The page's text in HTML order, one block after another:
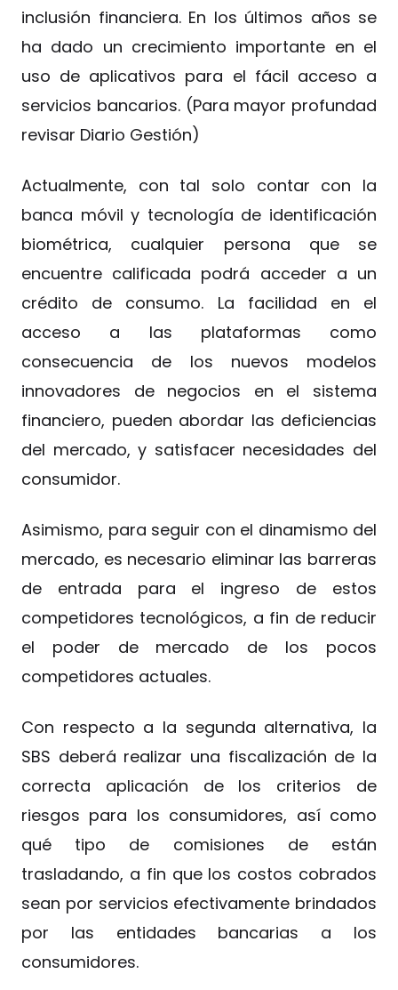
inclusión financiera. En los últimos años se
ha dado un crecimiento importante en el
uso de aplicativos para el fácil acceso a
servicios bancarios. (Para mayor profundad
revisar Diario Gestión)
Actualmente, con tal solo contar con la
banca móvil y tecnología de identificación
biométrica, cualquier persona que se
encuentre calificada podrá acceder a un
crédito de consumo. La facilidad en el
acceso a las plataformas como
consecuencia de los nuevos modelos
innovadores de negocios en el sistema
financiero, pueden abordar las deficiencias
del mercado, y satisfacer necesidades del
consumidor.
Asimismo, para seguir con el dinamismo del
mercado, es necesario eliminar las barreras
de entrada para el ingreso de estos
competidores tecnológicos, a fin de reducir
el poder de mercado de los pocos
competidores actuales.
Con respecto a la segunda alternativa, la
SBS deberá realizar una fiscalización de la
correcta aplicación de los criterios de
riesgos para los consumidores, así como
qué tipo de comisiones de están
trasladando, a fin que los costos cobrados
sean por servicios efectivamente brindados
por las entidades bancarias a los
consumidores.